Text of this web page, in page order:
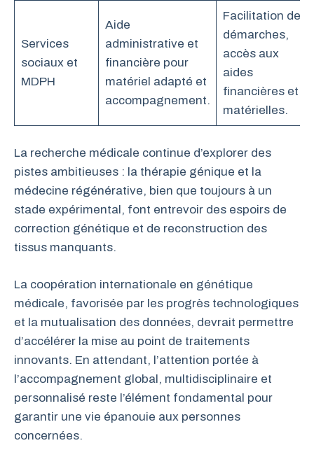
Services
sociaux et
MDPH
Aide
administrative et
financière pour
matériel adapté et
accompagnement.
Facilitation des
démarches,
accès aux
aides
financières et
matérielles.
La recherche médicale continue d’explorer des
pistes ambitieuses : la thérapie génique et la
médecine régénérative, bien que toujours à un
stade expérimental, font entrevoir des espoirs de
correction génétique et de reconstruction des
tissus manquants.
La coopération internationale en génétique
médicale, favorisée par les progrès technologiques
et la mutualisation des données, devrait permettre
d’accélérer la mise au point de traitements
innovants. En attendant, l’attention portée à
l’accompagnement global, multidisciplinaire et
personnalisé reste l’élément fondamental pour
garantir une vie épanouie aux personnes
concernées.